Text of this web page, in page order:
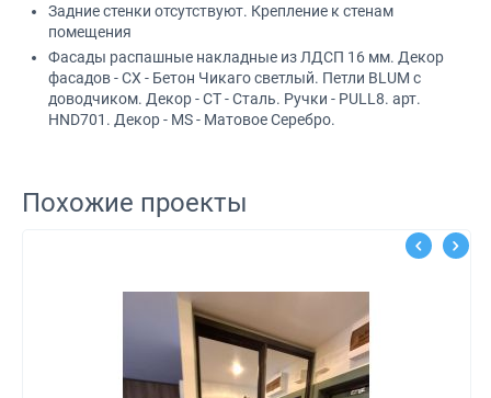
Задние стенки отсутствуют. Крепление к стенам
помещения
Фасады распашные накладные из ЛДСП 16 мм. Декор
фасадов - CX - Бетон Чикаго светлый. Петли BLUM с
доводчиком. Декор - СТ - Сталь. Ручки - PULL8. арт.
HND701. Декор - MS - Матовое Серебро.
Похожие проекты